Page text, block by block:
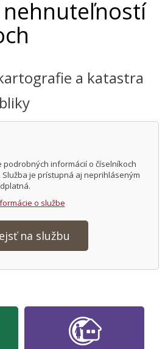
a katastra
podrobných informácií o číselníkoch
je prístupná aj neprihláseným
o službe
na službu